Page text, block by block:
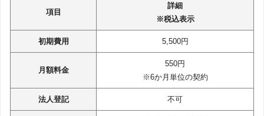
項目
詳細
※税込表示
初期費用 5,500円
月額料金
550円
※6か月単位の契約
法人登記 不可